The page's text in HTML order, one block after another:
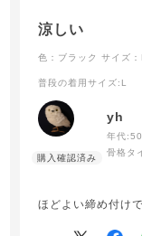
涼しい
色：ブラック サイズ：L
普段の着用サイズ:L
yh
年代:
骨格タ
ほどよい締め付け